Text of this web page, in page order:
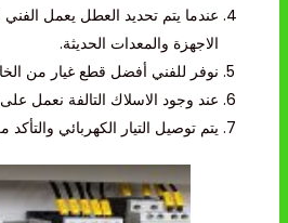
عندما يتم تحديد العطل يعمل
الاجهزة والمعدات الحديثة.
نوفر للفني أفضل قطع غيار من
عند وجود الاسلاك التالفة نعمل على
يتم توصيل التيار الكهربائي